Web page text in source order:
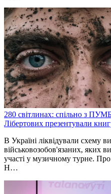
280 світлинах: спільно з
Лібертових презентували
В Україні ліквідували схему
військовозобов'язаних, яких
участі у музичному турне.
Н…